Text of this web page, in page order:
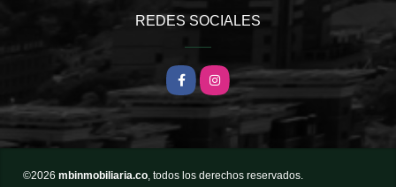
REDES SOCIALES
FacebookInstagram
©2026 mbinmobiliaria.co , todos los derechos reservados.